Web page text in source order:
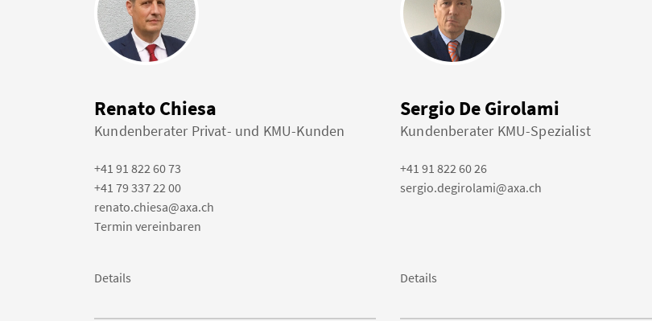
Renato Chiesa
Kundenberater Privat- und KMU-Kunden
+41 91 822 60 73
+41 79 337 22 00
renato.chiesa@axa.ch
Termin vereinbaren
Details
Sergio De Girolami
Kundenberater KMU-Spezialist
+41 91 822 60 26
sergio.degirolami@axa.ch
Details